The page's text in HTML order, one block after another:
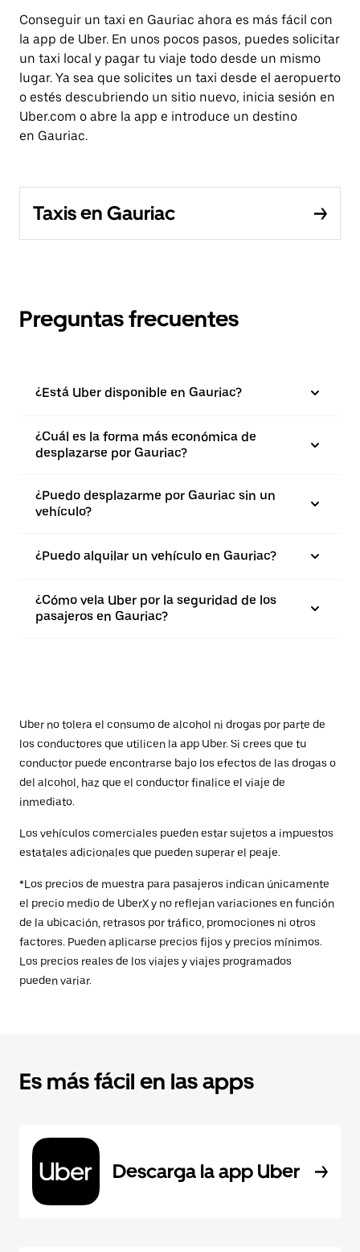
Conseguir un taxi en Gauriac ahora es más fácil con
la app de Uber. En unos pocos pasos, puedes solicitar
un taxi local y pagar tu viaje todo desde un mismo
lugar. Ya sea que solicites un taxi desde el aeropuerto
o estés descubriendo un sitio nuevo, inicia sesión en
Uber.com o abre la app e introduce un destino
en Gauriac.
Taxis en Gauriac
Preguntas frecuentes
¿Está Uber disponible en Gauriac?
¿Cuál es la forma más económica de
desplazarse por Gauriac?
¿Puedo desplazarme por Gauriac sin un
vehículo?
¿Puedo alquilar un vehículo en Gauriac?
¿Cómo vela Uber por la seguridad de los
pasajeros en Gauriac?
Uber no tolera el consumo de alcohol ni drogas por parte de
los conductores que utilicen la app Uber. Si crees que tu
conductor puede encontrarse bajo los efectos de las drogas o
del alcohol, haz que el conductor finalice el viaje de
inmediato.
Los vehículos comerciales pueden estar sujetos a impuestos
estatales adicionales que pueden superar el peaje.
*Los precios de muestra para pasajeros indican únicamente
el precio medio de UberX y no reflejan variaciones en función
de la ubicación, retrasos por tráfico, promociones ni otros
factores. Pueden aplicarse precios fijos y precios mínimos.
Los precios reales de los viajes y viajes programados
pueden variar.
Es más fácil en las apps
Descarga la app Uber